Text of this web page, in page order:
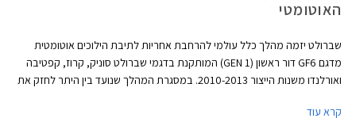
האוטומטי
שברולט יזמה מהלך כלל עולמי להרחבת אחריות לתיבת הילוכים אוטומטית
מדגם GF6 דור ראשון (GEN 1) המותקנת בדגמי שברולט סוניק, קרוז, קפטיבה
ואורלנדו משנות הייצור 2010-2013. במסגרת המהלך שנועד בין היתר לחזק את
שנים ממועד עליית הרכב על הכביש או עד 150,000 ק"מ, המוקדם מביניהם.
קרא עוד